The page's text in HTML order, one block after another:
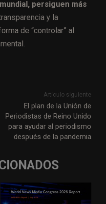
persiguen más
y la
de “controlar” al
Artículo siguiente
El plan de la Unión de
Periodistas de Reino Unido
para ayudar al periodismo
después de la pandemia